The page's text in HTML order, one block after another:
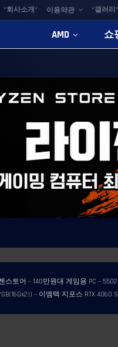
*회사소개* 이용약관 *갤러리*
AMD 쇼
스토어 – 140만원대 게임용 PC –
– 이엠텍 지포스 RTX 4060